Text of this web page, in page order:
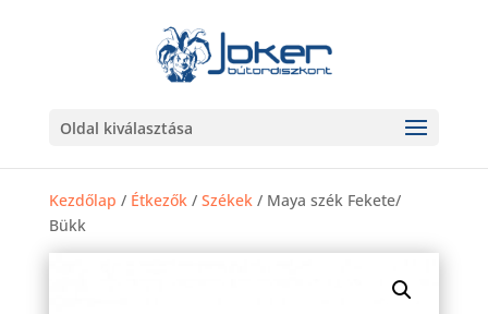
Oldal kiválasztása
Kezdőlap / Étkezők/ Székek/ Maya szék Fekete/
Bükk